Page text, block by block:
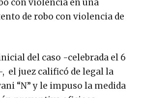
con violencia en una
de robo con violencia de
del caso -celebrada el 6
el juez calificó de legal la
“N” y le impuso la medida